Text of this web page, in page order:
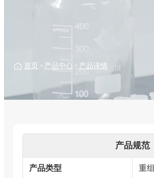
首页 > 产品中心 > 产品详情
产品规范
产品类型 重